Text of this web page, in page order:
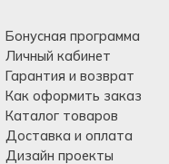
Бонусная программа
Личный кабинет
Гарантия и возврат
Как оформить заказ
Каталог товаров
Доставка и оплата
Дизайн проекты